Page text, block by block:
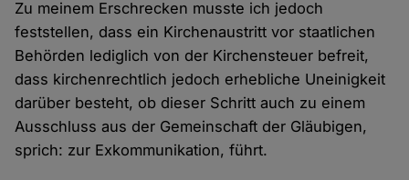
Zu meinem Erschrecken musste ich jedoch
feststellen, dass ein Kirchenaustritt vor staatlichen
Behörden lediglich von der Kirchensteuer befreit,
dass kirchenrechtlich jedoch erhebliche Uneinigkeit
darüber besteht, ob dieser Schritt auch zu einem
Ausschluss aus der Gemeinschaft der Gläubigen,
sprich: zur Exkommunikation, führt.